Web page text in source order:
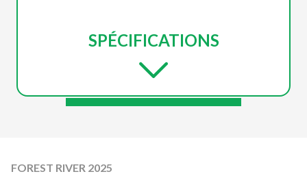
SPÉCIFICATIONS
FOREST RIVER 2025